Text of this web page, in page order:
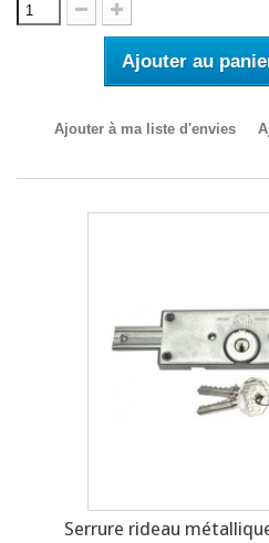
Ajouter au
Ajouter à ma liste d'envies
Serrure rideau